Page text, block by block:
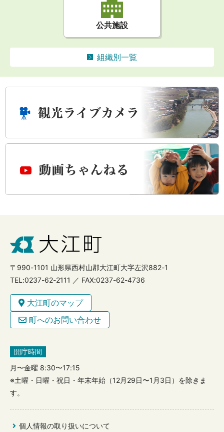
公共施設
組織別一覧
〒990-1101 山形県西村山郡大江町大字左沢882-1
TEL:0237-62-2111 ／ FAX:0237-62-4736
大江町のマップ
町へのお問い合わせ
開庁時間
月〜金曜 8:30〜17:15
※土曜・日曜・祝日・年末年始（12月29日〜1月3日）を除きま
す。
個人情報の取り扱いについて